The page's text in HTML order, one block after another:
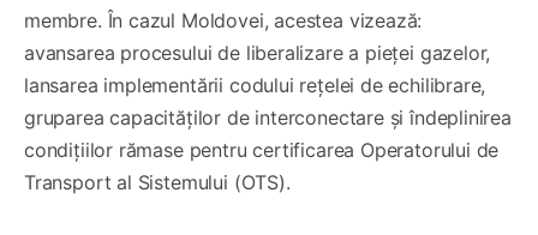
membre. În cazul Moldovei, acestea vizează:
avansarea procesului de liberalizare a pieței gazelor,
lansarea implementării codului rețelei de echilibrare,
gruparea capacităților de interconectare și îndeplinirea
condițiilor rămase pentru certificarea Operatorului de
Transport al Sistemului (OTS).